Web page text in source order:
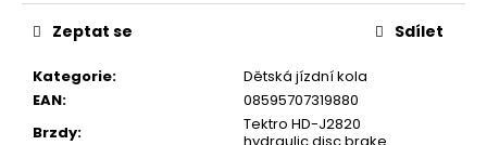
Kategorie:
Dětská jízdní kola
EAN:
08595707319880
Brzdy:
Tektro HD-J2820
hydraulic disc brake
Zeptat se Sdílet
D
o
p
o